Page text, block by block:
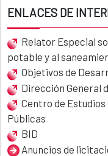
ENLACES DE
Relator Especial
potable y al
Objetivos de
Dirección General
Centro de
Públicas
BID
Anuncios de